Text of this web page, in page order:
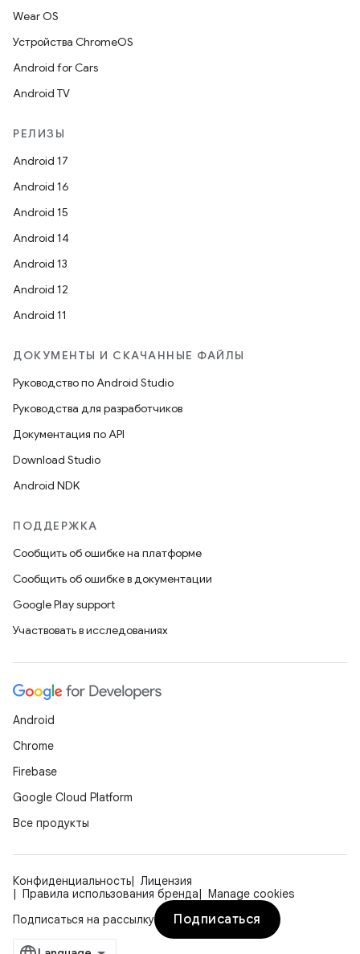
Wear OS
Устройства ChromeOS
Android for Cars
Android TV
РЕЛИЗЫ
Android 17
Android 16
Android 15
Android 14
Android 13
Android 12
Android 11
ДОКУМЕНТЫ И СКАЧАННЫЕ ФАЙЛЫ
Руководство по Android Studio
Руководства для разработчиков
Документация по API
Download Studio
Android NDK
ПОДДЕРЖКА
Сообщить об ошибке на платформе
Сообщить об ошибке в документации
Google Play support
Участвовать в исследованиях
Android
Chrome
Firebase
Google Cloud Platform
Все продукты
Конфиденциальность
Лицензия
Правила использования бренда
Manage cookies
Подписаться на рассылку
Подписаться